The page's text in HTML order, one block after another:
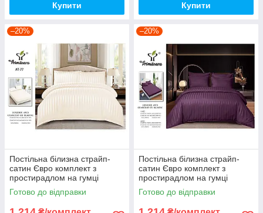
Купити Купити
–20%
Постільна білизна страйп-
сатин Євро комплект з
простирадлом на гумці
180*200+25см, Тканина -
Бавовна
Готово до відправки
–20%
Постільна білизна страйп-
сатин Євро комплект з
простирадлом на гумці
180*200+25см, Тканина -
Бавовна
Готово до відправки